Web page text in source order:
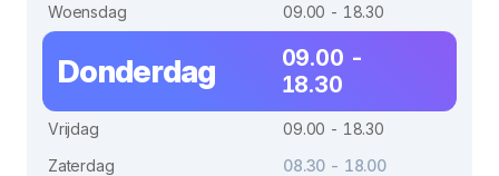
Woensdag
09.00 - 18.30
Donderdag
09.00 -
18.30
Vrijdag
09.00 - 18.30
Zaterdag
08.30 - 18.00